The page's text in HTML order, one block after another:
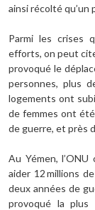
ainsi récolté qu’un
Parmi les crises
efforts, on peut
provoqué le
personnes, plus
logements ont
de femmes ont
de guerre, et près
Au Yémen,
aider 12 millions
deux années de
provoqué la plus